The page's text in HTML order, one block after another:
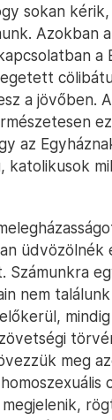
sokan
Azokban
a jövőben.
az
katolikusok
Számunkra
nem
meg